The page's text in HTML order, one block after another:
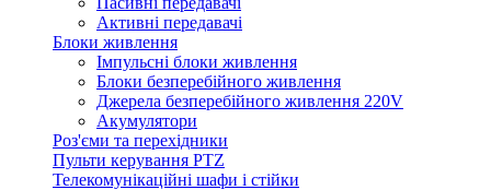
Активні передавачі
Блоки живлення
Імпульсні блоки живлення
Блоки безперебійного живлення
Джерела безперебійного живлення 220V
Акумулятори
Роз'єми та перехідники
Пульти керування PTZ
Телекомунікаційні шафи і стійки